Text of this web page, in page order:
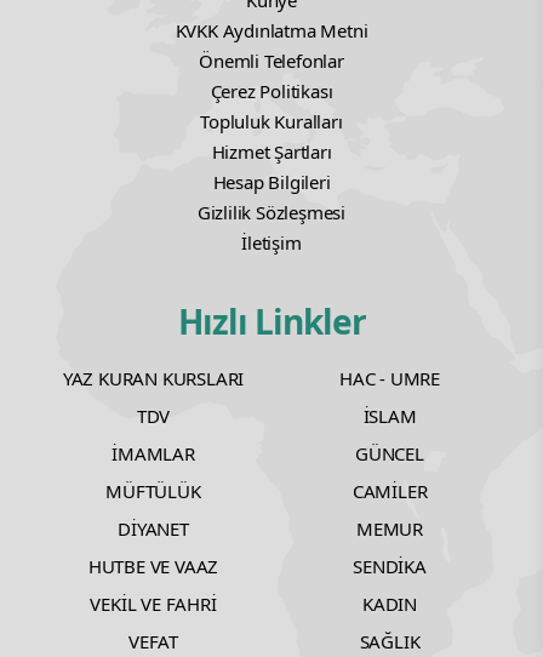
KVKK Aydınlatma Metni
Önemli Telefonlar
Çerez Politikası
Topluluk Kuralları
Hizmet Şartları
Hesap Bilgileri
Gizlilik Sözleşmesi
İletişim
Hızlı Linkler
YAZ KURAN KURSLARI
HAC - UMRE
TDV
İSLAM
İMAMLAR
GÜNCEL
MÜFTÜLÜK
CAMİLER
DİYANET
MEMUR
HUTBE VE VAAZ
SENDİKA
VEKİL VE FAHRİ
KADIN
VEFAT
SAĞLIK